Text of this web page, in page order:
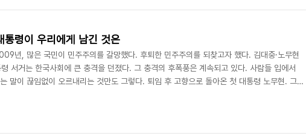
선자는 4일 아침 말없이 눈물만 훔치고 갔다. 이날 오후에는 민주당 정세균..
통령이 우리에게 남긴 것은
년, 많은 국민이 민주주의를 갈망했다. 후퇴한 민주주의를 되찾고자 했다. 김대중·노무현
서거는 한국사회에 큰 충격을 던졌다. 그 충격의 후폭풍은 계속되고 있다. 사람들 입에서
말이 끊임없이 오르내리는 것만도 그렇다. 퇴임 후 고향으로 돌아온 첫 대통령 노무현. 그는
놓아버렸던 검찰과 국세청이 오히려 자신의 목을 죄었다. 태광실업 박연차 회장을 둘러싼 정관
극단을 선택한 비운의 전직 대통령이 되고 말았다. 그는 "아무것도 할 수..